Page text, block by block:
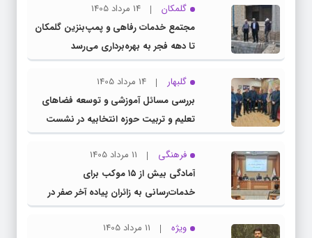
گلمکان
14 مرداد 1405
مجتمع خدمات رفاهی و پمپ‌بنزین گلمکان
تا دهه فجر به بهره‌برداری می‌رسد
گلبهار
14 مرداد 1405
بررسی مسائل آموزشی و توسعه فضاهای
تعلیم و تربیت حوزه انتخابیه در نشست
مشترک عضو کمیسیون آموزش مجلس با
مدیرکل آموزش و پرورش خراسان رضوی
فرهنگی
11 مرداد 1405
آمادگی بیش از ۱۵ موکب برای
خدمات‌رسانی به زائران پیاده آخر صفر در
شهرستان چناران
ویژه
11 مرداد 1405